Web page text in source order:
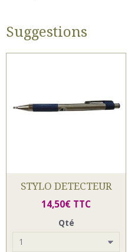
Suggestions
STYLO DETECTEUR
14,50€ TTC
Qté